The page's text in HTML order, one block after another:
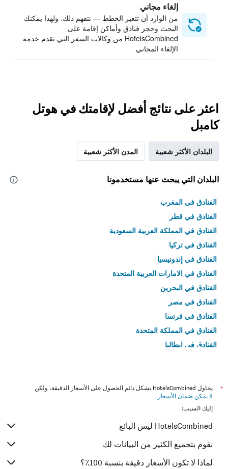
إلغاء مجاني
من الوارد أن تتغير الخطط — نتفهم ذلك. ولهذا يمكنك
البحث وحجز فنادق وأماكن إقامة على
HotelsCombined من وكالات السفر التي تقدم خدمة
الإلغاء المجاني
اعثر على نتائج أفضل لإقامتك في هوتل
كامبل
البلدان الأكثر شعبية المدن الأكثر شعبية
البلدان التي يبحث عنها مستخدمونا
الفنادق في المغرب
الفنادق في قطر
الفنادق في المملكة العربية السعودية
الفنادق في تركيا
الفنادق في إندونيسيا
الفنادق في الامارات العربية المتحدة
الفنادق في البحرين
الفنادق في مصر
الفنادق في فرنسا
الفنادق في المملكة المتحدة
الفنادق في إيطاليا
*
يحاول HotelsCombined بشكل دائم الحصول على الأسعار الدقيقة، ولكن
لا يمكن ضمان الأسعار .
إليك السبب:
HotelsCombined ليس البائع
نقوم بتجميع الكثير من البيانات لك
لماذا لا تكون الأسعار دقيقة بنسبة 100٪؟